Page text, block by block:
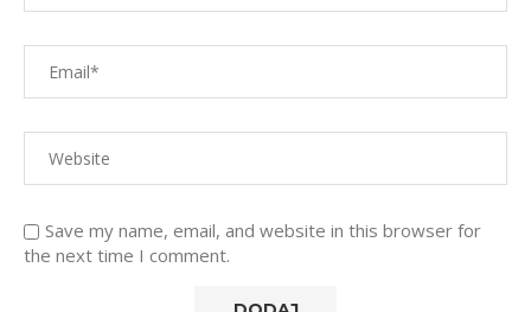
Save my name, email, and website in this browser for
the next time I comment.